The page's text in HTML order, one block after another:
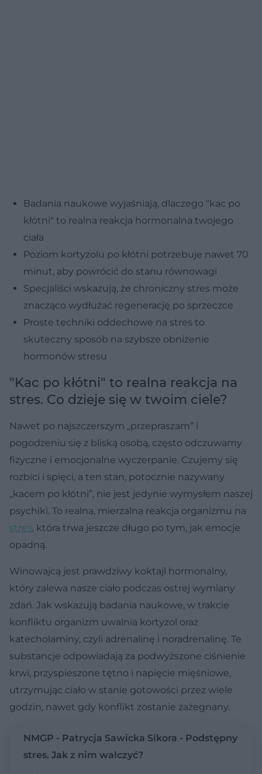
Badania naukowe wyjaśniają, dlaczego "kac po
kłótni" to realna reakcja hormonalna twojego
ciała
Poziom kortyzolu po kłótni potrzebuje nawet 70
minut, aby powrócić do stanu równowagi
Specjaliści wskazują, że chroniczny stres może
znacząco wydłużać regenerację po sprzeczce
Proste techniki oddechowe na stres to
skuteczny sposób na szybsze obniżenie
hormonów stresu
"Kac po kłótni" to realna reakcja na
stres. Co dzieje się w twoim ciele?
Nawet po najszczerszym „przepraszam” i
pogodzeniu się z bliską osobą, często odczuwamy
fizyczne i emocjonalne wyczerpanie. Czujemy się
rozbici i spięci, a ten stan, potocznie nazywany
„kacem po kłótni”, nie jest jedynie wymysłem naszej
psychiki. To realna, mierzalna reakcja organizmu na
stres, która trwa jeszcze długo po tym, jak emocje
opadną.
Winowajcą jest prawdziwy koktajl hormonalny,
który zalewa nasze ciało podczas ostrej wymiany
zdań. Jak wskazują badania naukowe, w trakcie
konfliktu organizm uwalnia kortyzol oraz
katecholaminy, czyli adrenalinę i noradrenalinę. Te
substancje odpowiadają za podwyższone ciśnienie
krwi, przyspieszone tętno i napięcie mięśniowe,
utrzymując ciało w stanie gotowości przez wiele
godzin, nawet gdy konflikt zostanie zażegnany.
NMGP - Patrycja Sawicka Sikora - Podstępny
stres. Jak z nim walczyć?